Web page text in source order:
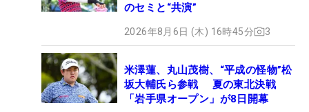
のセミと“共演”
2026年8月6日 (木) 16時45分 3
米澤蓮、丸山茂樹、“平成の怪物”松
坂大輔氏ら参戦 夏の東北決戦
「岩手県オープン」が8日開幕